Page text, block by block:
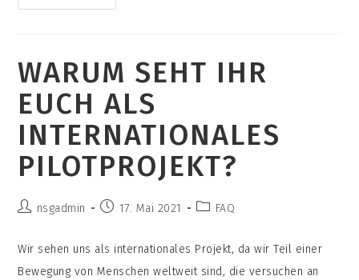
Bauen
WARUM SEHT IHR
EUCH ALS
INTERNATIONALES
PILOTPROJEKT?
Beitrags-
nsgadmin
Beitrag17. Mai 2021
Beitrags-
FAQ
Wir sehen uns als internationales Projekt, da wir Teil einer
Bewegung von Menschen weltweit sind, die versuchen an